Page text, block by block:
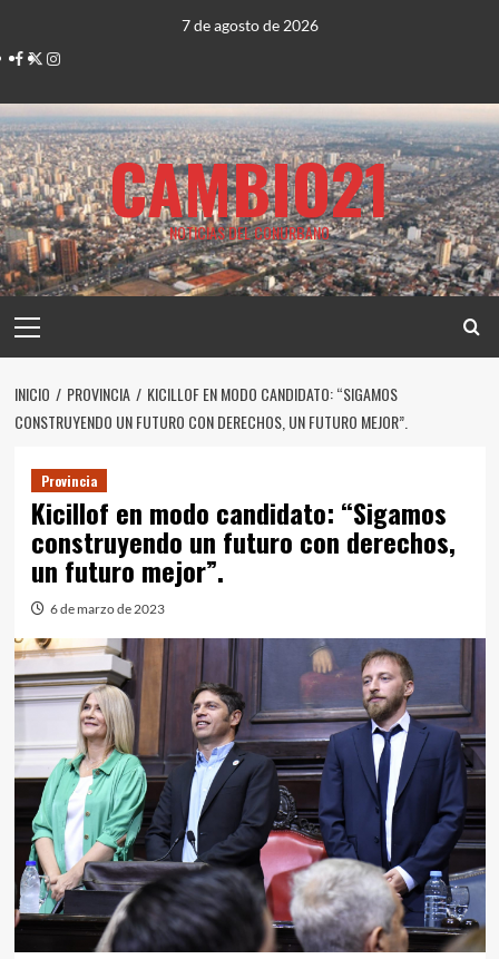
contenido
7 de agosto de 2026
Facebook
TwitterInstagram
CAMBIO21
NOTICIAS DEL CONURBANO
principal
INICIO PROVINCIA
KICILLOF EN MODO CANDIDATO: “SIGAMOS
CONSTRUYENDO UN FUTURO CON DERECHOS, UN FUTURO MEJOR”.
Provincia
Kicillof en modo candidato: “Sigamos
construyendo un futuro con derechos,
un futuro mejor”.
6 de marzo de 2023